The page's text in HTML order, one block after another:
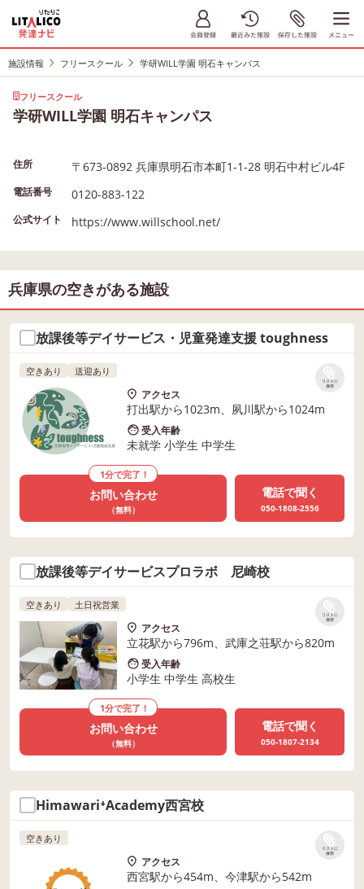
施設情報 フリースクール 学研WILL学園 明石キャンパス
フリースクール
学研WILL学園 明石キャンパス
住所 〒673-0892 兵庫県明石市本町1-1-28 明石中村ビル4F
電話番号 0120-883-122
公式サイト https://www.willschool.net/
兵庫県の空きがある施設
放課後等デイサービス・児童発達支援 toughness
リストに
保存
空きあり 送迎あり
アクセス
打出駅から1023m、夙川駅から1024m
受入年齢
未就学 小学生 中学生
1分で完了！
お問い合わせ
（無料）
電話で聞く
050-1808-2556
放課後等デイサービスプロラボ 尼崎校
リストに
保存
空きあり 土日祝営業
アクセス
立花駅から796m、武庫之荘駅から820m
受入年齢
小学生 中学生 高校生
1分で完了！
お問い合わせ
（無料）
電話で聞く
050-1807-2134
Himawari⁺Academy西宮校
リストに
保存
空きあり
アクセス
西宮駅から454m、今津駅から542m